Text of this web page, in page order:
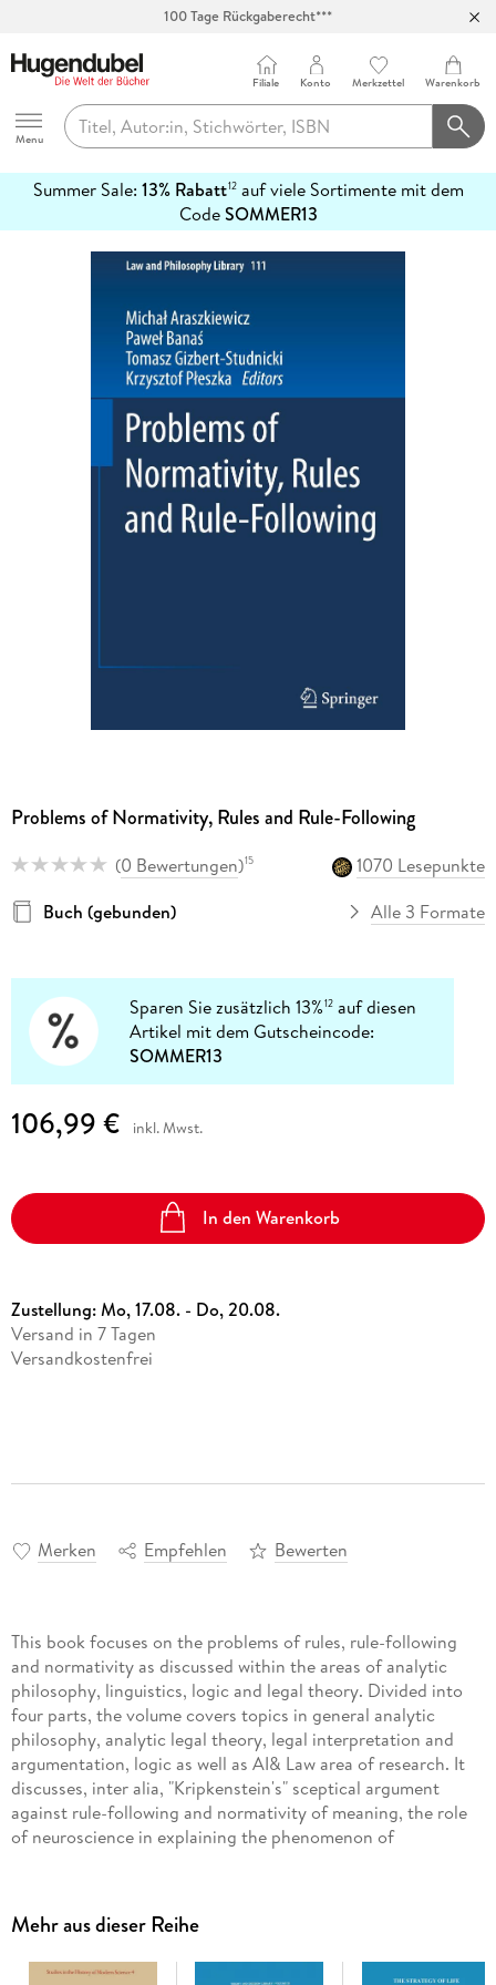
100 Tage Rückgaberecht***
Hugendubel
Menu
Filiale Konto Merkzettel Warenkorb
Summer Sale: 13% Rabatt12auf viele Sortimente mit dem
CodeSOMMER13
erfahren
Problems of Normativity, Rules and Rule-Following
(0 Bewertungen)15
1070 Lesepunkte
Buch (gebunden)
Alle 3 Formate
Sparen Sie zusätzlich 13%12 auf diesen
Artikel mit dem Gutscheincode:
SOMMER13
106,99 € inkl. Mwst.
In den Warenkorb
Zustellung:Mo, 17.08. - Do, 20.08.
Versand in 7 Tagen
Versandkostenfrei
Merken Empfehlen Bewerten
This book focuses on the problems of rules, rule-following
and normativity as discussed within the areas of analytic
philosophy, linguistics, logic and legal theory. Divided into
four parts, the volume covers topics in general analytic
philosophy, analytic legal theory, legal interpretation and
argumentation, logic as well as AI& Law area of research. It
discusses, inter alia, "Kripkenstein's" sceptical argument
against rule-following and normativity of meaning, the role
of neuroscience in explaining the phenomenon of
problem of defeasibility of rules. The aim of the book is to
provide an interdisciplinary approach to an inquiry into the
Mehr aus dieser Reihe